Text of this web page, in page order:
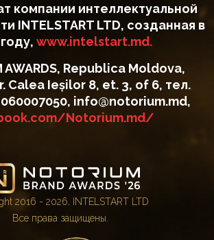
компании интеллектуальной
INTELSTART LTD, созданная в
www.intelstart.md.
AWARDS, Republica Moldova,
Calea Ieșilor 8, et. 3, of 6, тел.
060007050, info@notorium.md,
Notorium.md/
2016 - 2026, INTELSTART LTD
Все права защищены.